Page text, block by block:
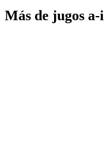
Más de jugos a-i